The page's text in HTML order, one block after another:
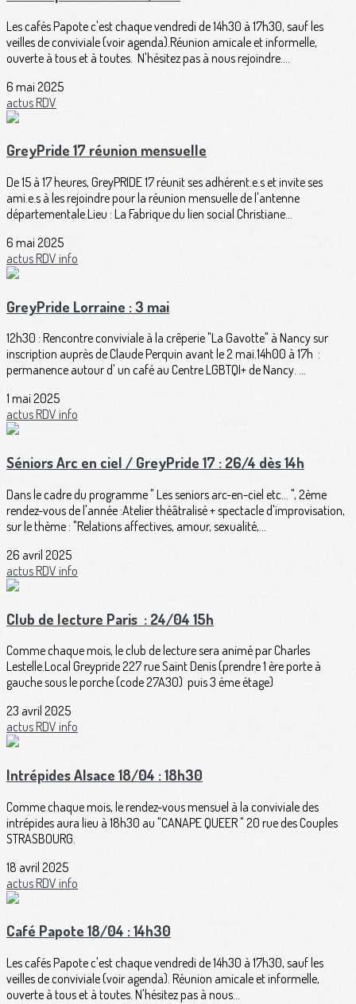
Les cafés Papote c'est chaque vendredi de 14h30 à 17h30, sauf les
veilles de conviviale (voir agenda).Réunion amicale et informelle,
ouverte à tous et à toutes. N'hésitez pas à nous rejoindre....
6 mai 2025
actusRDV
GreyPride 17 réunion mensuelle
De 15 à 17 heures, GreyPRIDE 17 réunit ses adhérent.e.s et invite ses
ami.e.s à les rejoindre pour la réunion mensuelle de l'antenne
départementale.Lieu : La Fabrique du lien social Christiane...
6 mai 2025
actusRDV info
GreyPride Lorraine : 3 mai
12h30 : Rencontre conviviale à la crêperie "La Gavotte" à Nancy sur
inscription auprès de Claude Perquin avant le 2 mai.14h00 à 17h :
permanence autour d' un café au Centre LGBTQI+ de Nancy. ...
1 mai 2025
actusRDV info
Séniors Arc en ciel / GreyPride 17 : 26/4 dès 14h
Dans le cadre du programme " Les seniors arc-en-ciel etc... ", 2ème
rendez-vous de l'année :Atelier théâtralisé + spectacle d'improvisation,
sur le thème : "Relations affectives, amour, sexualité,...
26 avril 2025
actusRDV info
Club de lecture Paris : 24/04 15h
Comme chaque mois, le club de lecture sera animé par Charles
Lestelle.Local Greypride 227 rue Saint Denis (prendre 1 ère porte à
gauche sous le porche (code 27A30) puis 3 éme étage)
23 avril 2025
actusRDV info
Intrépides Alsace 18/04 : 18h30
Comme chaque mois, le rendez-vous mensuel à la conviviale des
intrépides aura lieu à 18h30 au "CANAPE QUEER " 20 rue des Couples
STRASBOURG.
18 avril 2025
actusRDV info
Café Papote 18/04 : 14h30
Les cafés Papote c'est chaque vendredi de 14h30 à 17h30, sauf les
veilles de conviviale (voir agenda). Réunion amicale et informelle,
ouverte à tous et à toutes. N'hésitez pas à nous...